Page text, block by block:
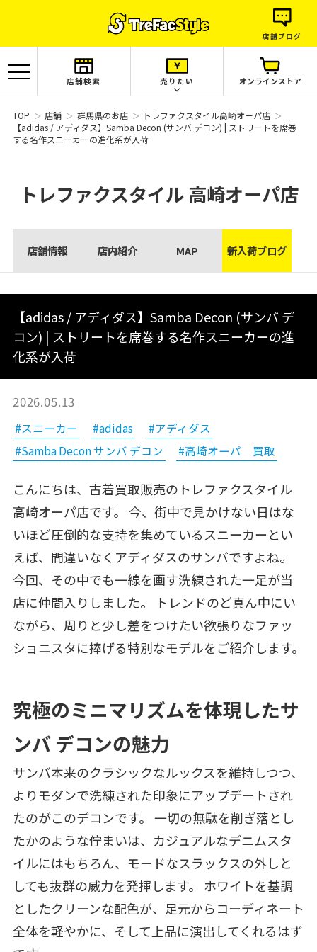
店舗ブログ
店舗検索 売りたい オンラインストア
TOP 店舗 群馬県のお店
トレファクスタイル高崎オーパ店
【adidas / アディダス】Samba Decon (サンバ デコン) | ストリートを席巻
する名作スニーカーの進化系が入荷
トレファクスタイル 高崎オーパ店
店舗情報 店内紹介 MAP 新入荷ブログ
【adidas / アディダス】Samba Decon (サンバ デ
コン) | ストリートを席巻する名作スニーカーの進
化系が入荷
2026.05.13
#スニーカー #adidas
#アディダス
#Samba Decon サンバ デコン
#高崎オーパ 買取
こんにちは、古着買取販売のトレファクスタイル
高崎オーパ店です。 今、街中で見かけない日はな
いほど圧倒的な支持を集めているスニーカーとい
えば、間違いなくアディダスのサンバですよね。
今回、その中でも一線を画す洗練された一足が当
店に仲間入りしました。 トレンドのど真ん中にい
ながら、周りと少し差をつけたい欲張りなファッ
ショニスタに捧げる特別なモデルをご紹介します。
究極のミニマリズムを体現したサ
ンバ デコンの魅力
サンバ本来のクラシックなルックスを維持しつつ、
よりモダンで洗練された印象にアップデートされ
たのがこのデコンです。 一切の無駄を削ぎ落とし
たかのような佇まいは、カジュアルなデニムスタ
イルにはもちろん、モードなスラックスの外しと
しても抜群の威力を発揮します。 ホワイトを基調
としたクリーンな配色が、足元からコーディネート
全体を軽やかに、そして上品に演出してくれるはず